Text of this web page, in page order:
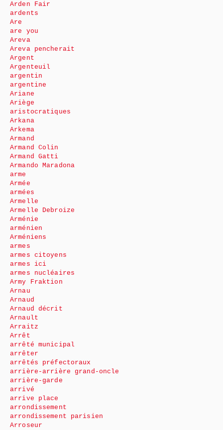
Arden Fair
ardents
Are
are you
Areva
Areva pencherait
Argent
Argenteuil
argentin
argentine
Ariane
Ariège
aristocratiques
Arkana
Arkema
Armand
Armand Colin
Armand Gatti
Armando Maradona
arme
Armée
armées
Armelle
Armelle Debroize
Arménie
arménien
Arméniens
armes
armes citoyens
armes ici
armes nucléaires
Army Fraktion
Arnau
Arnaud
Arnaud décrit
Arnault
Arraitz
Arrêt
arrêté municipal
arrêter
arrêtés préfectoraux
arrière-arrière grand-oncle
arrière-garde
arrivé
arrive place
arrondissement
arrondissement parisien
Arroseur